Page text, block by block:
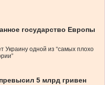
государство Европы
Украину одной из “самых плохо
5 млрд гривен